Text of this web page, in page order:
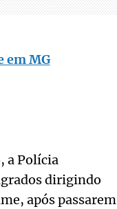
em MG
a Polícia
dirigindo
após passarem